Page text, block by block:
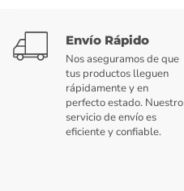
Envío Rápido
Nos aseguramos de que
tus productos lleguen
rápidamente y en
perfecto estado. Nuestro
servicio de envío es
eficiente y confiable.